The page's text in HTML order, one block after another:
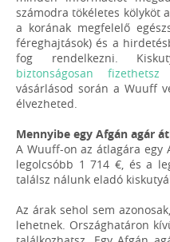
számodra tökéletes kölyköt
a korának megfelelő
féreghajtások) és a
fog rendelkezni.
biztonságosan
vásárlásod során a Wuuff
élvezheted.
Mennyibe egy Afgán agár
A Wuuff-on az átlagára egy
legolcsóbb 1 714 €, és a
találsz nálunk eladó
Az árak sehol sem
lehetnek. Országhatáron